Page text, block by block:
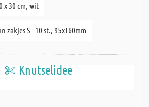
x 30 cm, wit
zakjes S - 10 st., 95x160mm
Knutselidee